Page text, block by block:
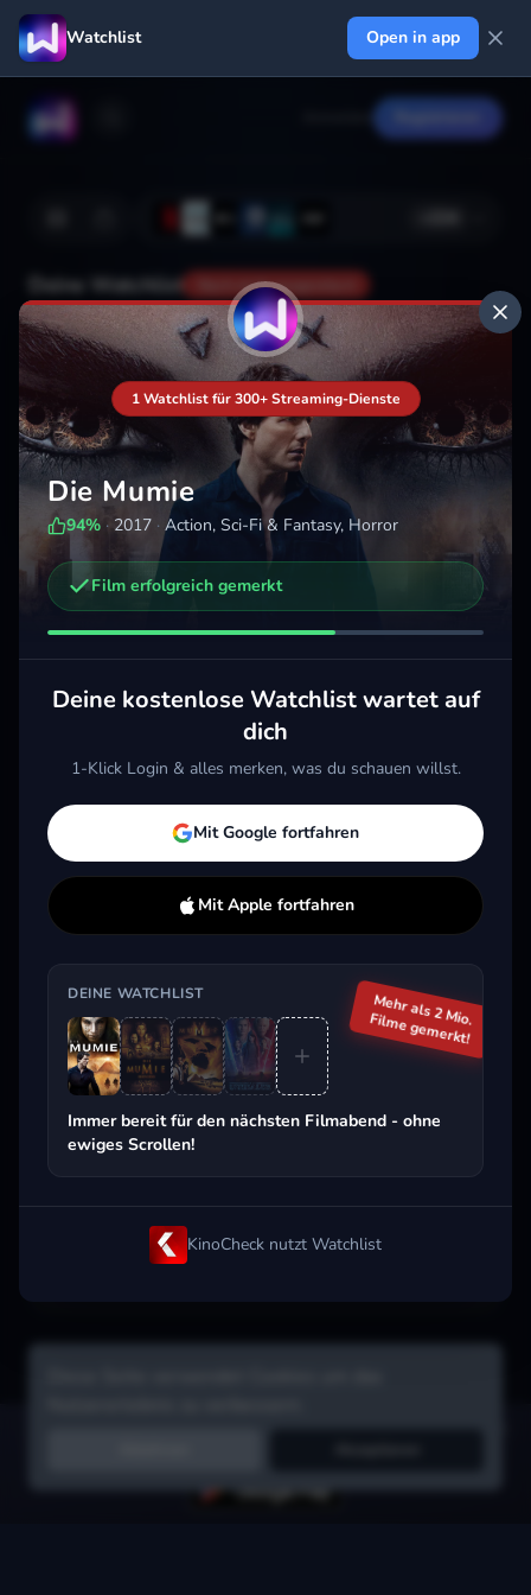
Watchlist Open in app
Deine Watchlist Noch nicht gespeichert
Hinzufügen
Weitere Trailer, die dich interessieren könnten
Angels Fallen - Warriors of Peace
Merken
Mehr
Der Dunkle Turm
Merken
Mehr
Aktuell im Trend
Beliebt beim Streaming
Filme in Sekunden merken, Tipps von
1 Watchlist für 300+ Streaming-Dienste
Die Mumie
94% · 2017 · Action, Sci-Fi & Fantasy, Horror
Film erfolgreich gemerkt
Deine kostenlose Watchlist wartet auf
dich
1-Klick Login & alles merken, was du schauen willst.
Mit Google fortfahren
Mit Apple fortfahren
DEINE WATCHLIST
Immer bereit für den nächsten Filmabend - ohne
ewiges Scrollen!
Mehr als 2 Mio.
Filme gemerkt!
KinoCheck nutzt Watchlist